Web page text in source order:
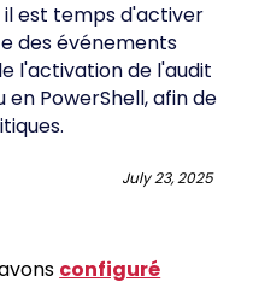
il est temps d'activer
des événements
l'activation de l'audit
PowerShell, afin de
July 23, 2025
configuré